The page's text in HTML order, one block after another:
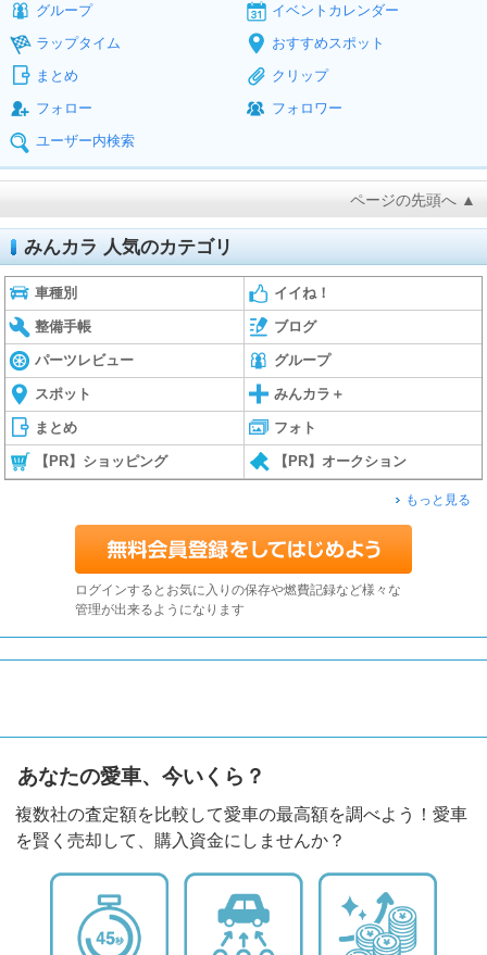
グループ
イベントカレンダー
ラップタイム
おすすめスポット
まとめ
クリップ
フォロー
フォロワー
ユーザー内検索
ページの先頭へ ▲
みんカラ 人気のカテゴリ
車種別 イイね！
整備手帳 ブログ
パーツレビュー グループ
スポット みんカラ＋
まとめ フォト
【PR】ショッピング 【PR】オークション
もっと見る
ログインするとお気に入りの保存や燃費記録など様々な
管理が出来るようになります
あなたの愛車、今いくら？
複数社の査定額を比較して愛車の最高額を調べよう！愛車
を賢く売却して、購入資金にしませんか？